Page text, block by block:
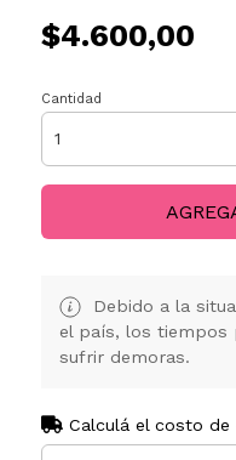
$4.600,00
Cantidad
Debido a la
el país, los tiempos
sufrir demoras.
Calculá el costo de